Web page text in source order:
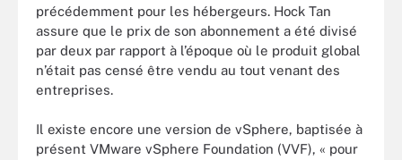
précédemment pour les hébergeurs. Hock Tan
assure que le prix de son abonnement a été divisé
par deux par rapport à l’époque où le produit global
n’était pas censé être vendu au tout venant des
entreprises.
Il existe encore une version de vSphere, baptisée à
présent VMware vSphere Foundation (VVF), « pour